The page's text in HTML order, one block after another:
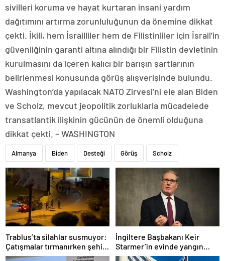
sivilleri koruma ve hayat kurtaran insani yardım
dağıtımını artırma zorunluluğunun da önemine dikkat
çekti. İkili, hem İsrailliler hem de Filistinliler için İsrail’in
güvenliğinin garanti altına alındığı bir Filistin devletinin
kurulmasını da içeren kalıcı bir barışın şartlarının
belirlenmesi konusunda görüş alışverişinde bulundu.
Washington’da yapılacak NATO Zirvesi’ni ele alan Biden
ve Scholz, mevcut jeopolitik zorluklarla mücadelede
transatlantik ilişkinin gücünün de önemli olduğuna
dikkat çekti. – WASHINGTON
Almanya Biden Desteği Görüş Scholz
Trablus’ta silahlar susmuyor:
Çatışmalar tırmanırken şehir
alarmda
İngiltere Başbakanı Keir
Starmer’in evinde yangın
çıktı